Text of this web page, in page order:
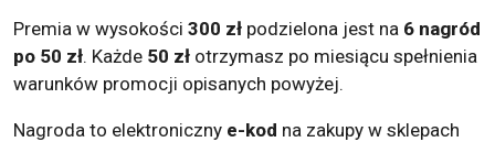
Premia w wysokości 300 zł podzielona jest na 6 nagród
po 50 zł. Każde 50 zł otrzymasz po miesiącu spełnienia
warunków promocji opisanych powyżej.
Nagroda to elektroniczny e-kod na zakupy w sklepach